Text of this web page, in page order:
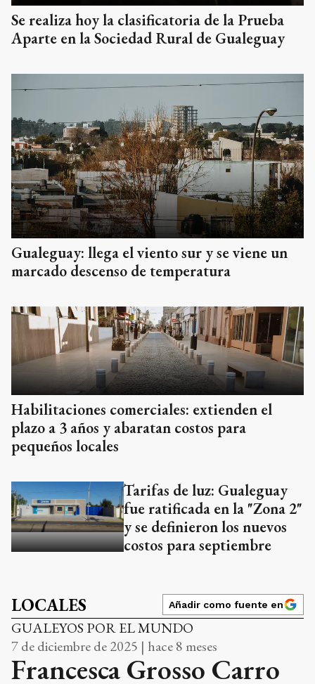
Se realiza hoy la clasificatoria de la Prueba
Aparte en la Sociedad Rural de Gualeguay
Gualeguay: llega el viento sur y se viene un
marcado descenso de temperatura
Habilitaciones comerciales: extienden el
plazo a 3 años y abaratan costos para
pequeños locales
Tarifas de luz: Gualeguay
fue ratificada en la "Zona 2"
y se definieron los nuevos
costos para septiembre
LOCALES Añadir como fuente en
GUALEYOS POR EL MUNDO
7 de diciembre de 2025 | hace 8 meses
Francesca Grosso Carro